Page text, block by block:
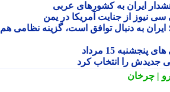
ایران به کشورهای عربی
از جنایت آمریکا در یمن
به دنبال توافق است، گزینه نظامی هم
15 مرداد
را انتخاب کرد
چرخان